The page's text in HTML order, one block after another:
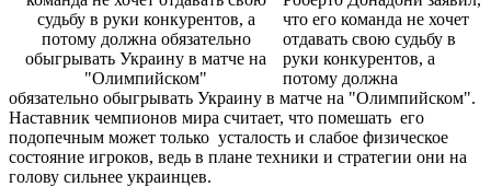
судьбу в руки конкурентов, а
потому должна обязательно
обыгрывать Украину в матче на
"Олимпийском"
что его команда не хочет
отдавать свою судьбу в
руки конкурентов, а
потому должна
обязательно обыгрывать Украину в матче на "Олимпийском".
Наставник чемпионов мира считает, что помешать его
подопечным может только усталость и слабое физическое
состояние игроков, ведь в плане техники и стратегии они на
голову сильнее украинцев.